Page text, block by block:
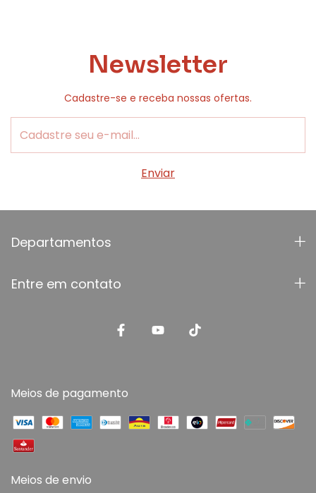
Newsletter
Cadastre-se e receba nossas ofertas.
Departamentos
Entre em contato
Meios de pagamento
Meios de envio